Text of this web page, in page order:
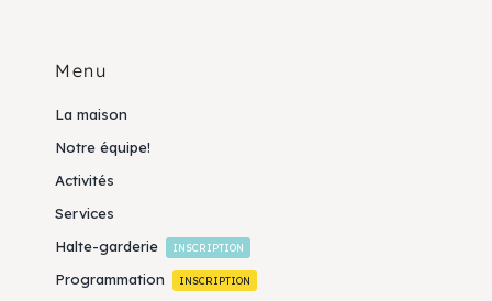
Menu
La maison
Notre équipe!
Activités
Services
Halte-garderie
INSCRIPTION
Programmation INSCRIPTION